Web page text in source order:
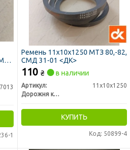
1
Ремень 11х10х1250 МТЗ 80,-82,
СМД 31-01 <ДК>
110 ₴ в наличии
Артикул:
11х10х1250
Дорожня карта
КУПИТЬ
Код: 50899-4